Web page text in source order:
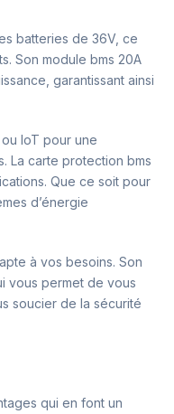
batteries de 36V, ce
Son module bms 20A
garantissant ainsi
ou IoT pour une
La carte protection bms
Que ce soit pour
d’énergie
à vos besoins. Son
vous permet de vous
soucier de la sécurité
qui en font un